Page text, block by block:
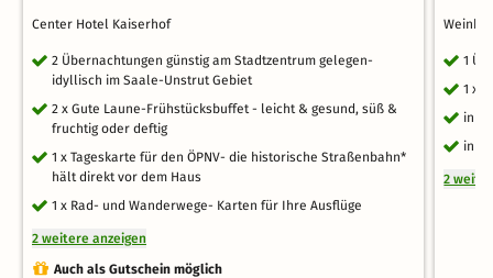
Center Hotel Kaiserhof
2 Übernachtungen günstig am Stadtzentrum gelegen-
idyllisch im Saale-Unstrut Gebiet
2 x Gute Laune-Frühstücksbuffet - leicht & gesund, süß &
fruchtig oder deftig
1 x Tageskarte für den ÖPNV- die historische Straßenbahn*
hält direkt vor dem Haus
1 x Rad- und Wanderwege- Karten für Ihre Ausflüge
2 weitere anzeigen
Auch als Gutschein möglich
1
1 x
inkl.
inkl.
2